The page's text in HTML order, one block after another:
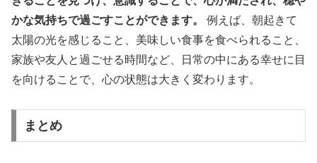
かな気持ちで過ごすことができます。
例えば、朝起きて
太陽の光を感じること、美味しい食事を食べられること、
家族や友人と過ごせる時間など、日常の中にある幸せに目
を向けることで、心の状態は大きく変わります。
まとめ